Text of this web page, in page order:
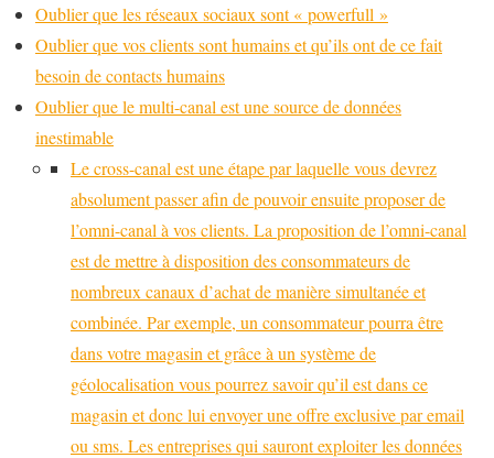
Oublier que les réseaux sociaux sont « powerfull »
Oublier que vos clients sont humains et qu’ils ont de ce fait
besoin de contacts humains
Oublier que le multi-canal est une source de données
inestimable
Le cross-canal est une étape par laquelle vous devrez
absolument passer afin de pouvoir ensuite proposer de
l’omni-canal à vos clients. La proposition de l’omni-canal
est de mettre à disposition des consommateurs de
nombreux canaux d’achat de manière simultanée et
combinée. Par exemple, un consommateur pourra être
dans votre magasin et grâce à un système de
géolocalisation vous pourrez savoir qu’il est dans ce
magasin et donc lui envoyer une offre exclusive par email
ou sms. Les entreprises qui sauront exploiter les données